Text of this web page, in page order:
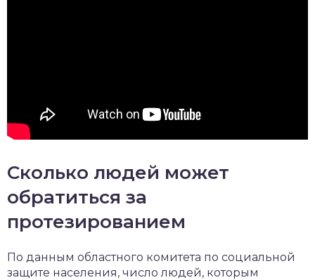
Сколько людей может
обратиться за
протезированием
По данным областного комитета по социальной
защите населения, число людей, которым